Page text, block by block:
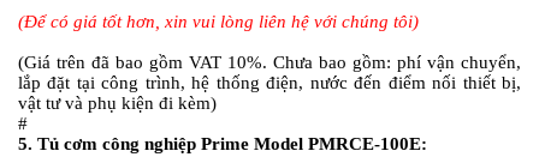
(Để có giá tốt hơn, xin vui lòng liên hệ với chúng tôi)
(Giá trên đã bao gồm VAT 10%. Chưa bao gồm: phí vận chuyển,
lắp đặt tại công trình, hệ thống điện, nước đến điểm nối thiết bị,
vật tư và phụ kiện đi kèm)
#
5. Tủ cơm công nghiệp Prime Model PMRCE-100E: